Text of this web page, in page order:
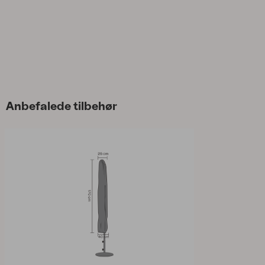
Anbefalede tilbehør